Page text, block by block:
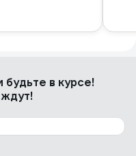
будьте в курсе!